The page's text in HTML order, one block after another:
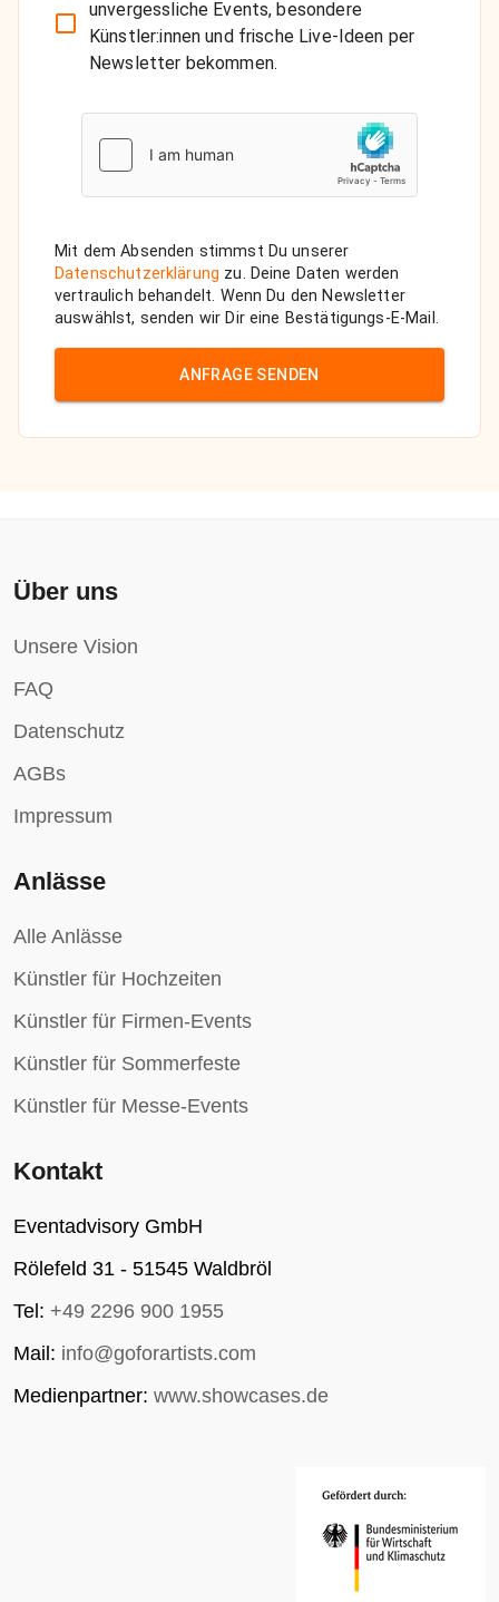
unvergessliche Events, besondere
Künstler:innen und frische Live-Ideen per
Newsletter bekommen.
Mit dem Absenden stimmst Du unserer
Datenschutzerklärung zu. Deine Daten werden
vertraulich behandelt. Wenn Du den Newsletter
auswählst, senden wir Dir eine Bestätigungs-E-Mail.
ANFRAGE SENDEN
Über uns
Unsere Vision
FAQ
Datenschutz
AGBs
Impressum
Anlässe
Alle Anlässe
Künstler für Hochzeiten
Künstler für Firmen-Events
Künstler für Sommerfeste
Künstler für Messe-Events
Kontakt
Eventadvisory GmbH
Rölefeld 31 - 51545 Waldbröl
Tel: +49 2296 900 1955
Mail: info@goforartists.com
Medienpartner: www.showcases.de